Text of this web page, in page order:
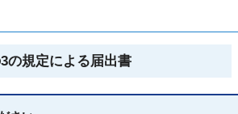
の規定による届出書